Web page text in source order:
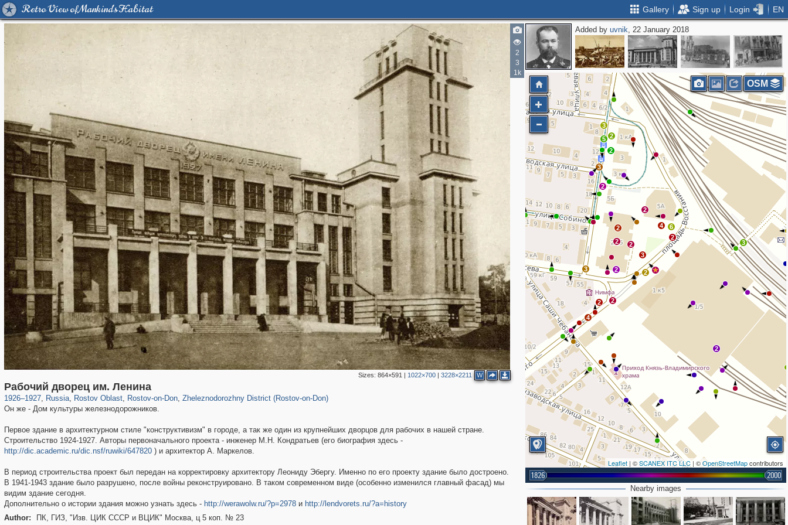
Retro View of Mankind's Habitat Gallery Sign up Login EN
2
3
1k
Sizes: 864×591 | 1022×700| 3228×2211 W
Рабочий дворец им. Ленина
1926–1927, Russia
1,406,257 29,243
, Rostov Oblast
31,024 475
, Rostov-on-Don
15,479 153
, Zheleznodorozhny District (Rostov-on-Don)
Он же - Дом культуры железнодорожников.
Первое здание в архитектурном стиле "конструктивизм" в городе, а так же один из крупнейших дворцов для рабочих в нашей стране.
Строительство 1924-1927. Авторы первоначального проекта - инженер М.Н. Кондратьев (его биография здесь -
http://dic.academic.ru/dic.nsf/ruwiki/647820) и архитектор А. Маркелов.
В период строительства проект был передан на корректировку архитектору Леониду Эбергу. Именно по его проекту здание было достроено.
В 1941-1943 здание было разрушено, после войны реконструировано. В таком современном виде (особенно изменился главный фасад) мы
видим здание сегодня.
Дополнительно о истории здания можно узнать здесь - http://werawolw.ru/?p=2978и http://lendvorets.ru/?a=history
Author:
ПК, ГИЗ, "Изв. ЦИК СССР и ВЦИК" Москва, ц 5 коп. № 23
Added byuvnik, 22 January 2018
2
2
4
2
3 2
2 2
2 4
2
2
3
2
3
2
5
3
6
2
3
2
Leaflet | ©SCANEX ITC LLC | ©OpenStreetMapcontributors
1826 2000
OSM
Nearby images